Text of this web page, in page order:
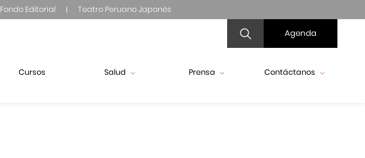
Fondo Editorial Teatro Peruano Japonés
Agenda
Cursos Salud Prensa Contáctanos